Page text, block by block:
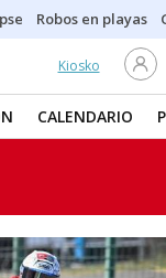
Robos en playas
Kiosko
CALENDARIO